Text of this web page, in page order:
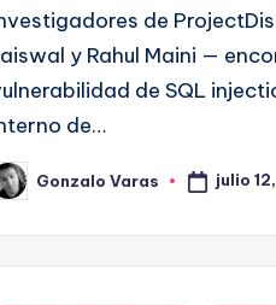
de
y Rahul Maini —
de SQL
de…
Gonzalo Varas julio